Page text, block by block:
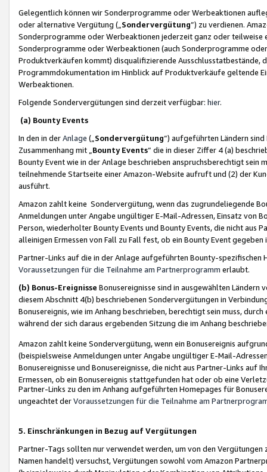
Gelegentlich können wir Sonderprogramme oder Werbeaktionen
oder alternative Vergütung („ Sondervergütung”) zu verdienen.
Sonderprogramme oder Werbeaktionen jederzeit ganz oder
Sonderprogramme oder Werbeaktionen (auch Sonderprogramme
Produktverkäufen kommt) disqualifizierende Ausschlusstatbestände,
Programmdokumentation im Hinblick auf Produktverkäufe geltende
Werbeaktionen.
Folgende Sondervergütungen sind derzeit verfügbar: hier.
(a) Bounty Events
In den in derAnlage („ Sondervergütung“) aufgeführten Ländern
Zusammenhang mit „ Bounty Events“ die in dieser Ziffer 4 (a)
Bounty Event wie in der Anlage beschrieben anspruchsberechtigt sein
teilnehmende Startseite einer Amazon-Website aufruft und (2) der
ausführt.
Amazon zahlt keine Sondervergütung, wenn das zugrundeliegende
Anmeldungen unter Angabe ungültiger E-Mail-Adressen, Einsatz von
Person, wiederholter Bounty Events und Bounty Events, die nicht
alleinigen Ermessen von Fall zu Fall fest, ob ein Bounty Event
Partner-Links auf die in der Anlage aufgeführten Bounty-spezifischen
Voraussetzungen für die Teilnahme am Partnerprogramm erlaubt.
(b) Bonus-Ereignisse Bonusereignisse sind in ausgewählten Ländern
diesem Abschnitt 4(b) beschriebenen Sondervergütungen in
Bonusereignis, wie im Anhang beschrieben, berechtigt sein muss,
während der sich daraus ergebenden Sitzung die im Anhang
Amazon zahlt keine Sondervergütung, wenn ein Bonusereignis
(beispielsweise Anmeldungen unter Angabe ungültiger E-Mail-
Bonusereignisse und Bonusereignisse, die nicht aus Partner-Links auf
Ermessen, ob ein Bonusereignis stattgefunden hat oder ob eine
Partner-Links zu den im Anhang aufgeführten Homepages für
ungeachtet derVoraussetzungen für die Teilnahme am
5. Einschränkungen in Bezug auf Vergütungen
Partner-Tags sollten nur verwendet werden, um von den
Namen handelt) versuchst, Vergütungen sowohl vom Amazon